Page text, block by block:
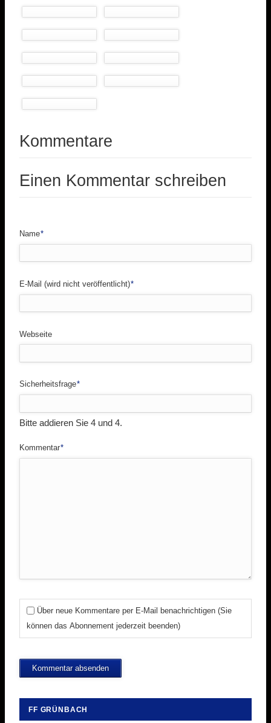
Kommentare
Einen Kommentar schreiben
Pflichtfeld
Name*
Pflichtfeld
E-Mail (wird nicht veröffentlicht)*
Webseite
Pflichtfeld
Sicherheitsfrage*
Bitte addieren Sie 4 und 4.
Pflichtfeld
Kommentar*
Über neue Kommentare per E-Mail benachrichtigen (Sie
können das Abonnement jederzeit beenden)
Kommentar absenden
FF GRÜNBACH